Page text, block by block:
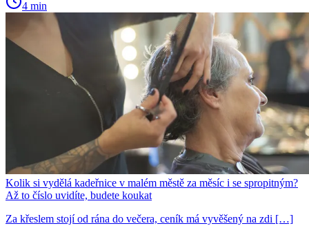
4 min
Kolik si vydělá kadeřnice v malém městě za měsíc i se spropitným?
Až to číslo uvidíte, budete koukat
Za křeslem stojí od rána do večera, ceník má vyvěšený na zdi […]